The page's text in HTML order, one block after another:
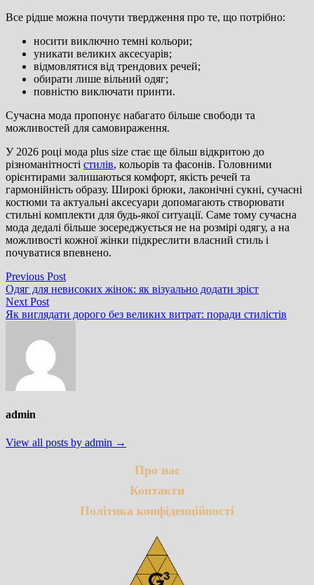
Все рідше можна почути твердження про те, що потрібно:
носити виключно темні кольори;
уникати великих аксесуарів;
відмовлятися від трендових речей;
обирати лише вільний одяг;
повністю виключати принти.
Сучасна мода пропонує набагато більше свободи та
можливостей для самовираження.
У 2026 році мода plus size стає ще більш відкритою до
різноманітності стилів, кольорів та фасонів. Головними
орієнтирами залишаються комфорт, якість речей та
гармонійність образу. Широкі брюки, лаконічні сукні, сучасні
костюми та актуальні аксесуари допомагають створювати
стильні комплекти для будь-якої ситуації. Саме тому сучасна
мода дедалі більше зосереджується не на розмірі одягу, а на
можливості кожної жінки підкреслити власний стиль і
почуватися впевнено.
Навігація
записів
Previous PostPrevious
post:
Одяг для невисоких жінок: як візуально додати зріст
Next PostNext
post:
Як виглядати дорого без великих витрат: поради стилістів
admin
View all posts by admin →
Про нас
Контакти
Політика конфіденційності